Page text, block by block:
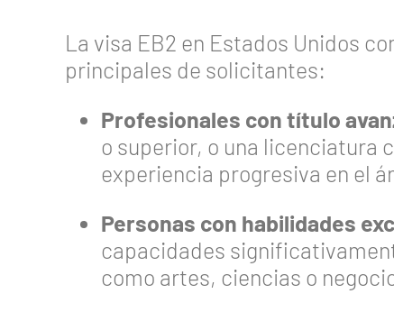
La visa EB2 en Estados Unidos
principales de solicitantes:
Profesionales con título
o superior, o una licenciatura
experiencia progresiva en el
Personas con habilidades
capacidades
como artes, ciencias o